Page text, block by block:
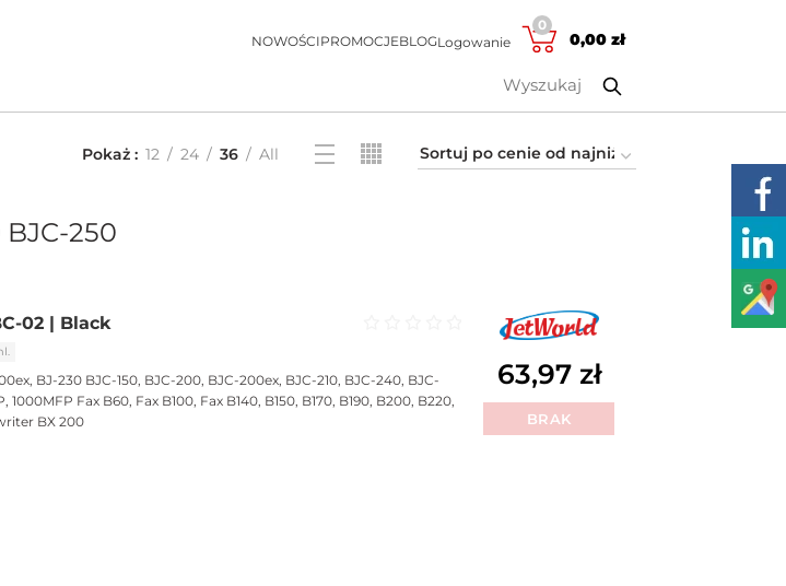
NOWOŚCIPROMOCJEBLOGLogowanie
0
0,00 zł
Pokaż 12 24 36 All
250
02 | Black
Oceniono
BJ-230 BJC-150, BJC-200, BJC-200ex, BJC-210, BJC-240, BJC-
Fax B60, Fax B100, Fax B140, B150, B170, B190, B200, B220,
BX 200
63,97 zł
BRAK